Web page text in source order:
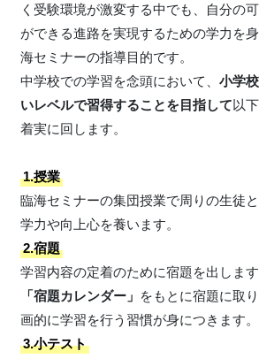
く受験環境が激変する中でも、自分の
ができる進路を実現するための学力を
海セミナーの指導目的です。
中学校での学習を念頭において、 小学
いレベルで習得することを目指して以
着実に回します。
1.授業
臨海セミナーの集団授業で周りの生徒
学力や向上心を養います。
2.宿題
学習内容の定着のために宿題を出します
「宿題カレンダー」 をもとに宿題に取
画的に学習を行う習慣が身につきます。
3.小テスト